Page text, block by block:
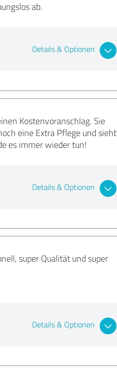
ab.
Details & Optionen
Kostenvoranschlag. Sie
eine Extra Pflege und sieht
es immer wieder tun!
Details & Optionen
super Qualität und super
Details & Optionen